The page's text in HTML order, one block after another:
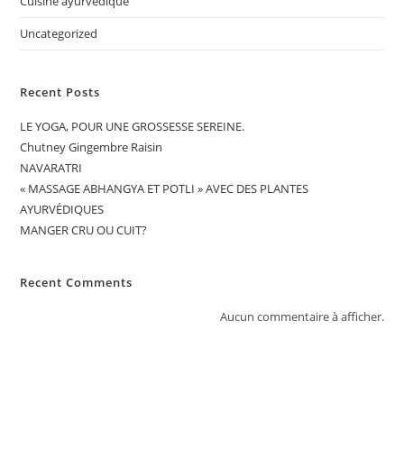
Uncategorized
Recent Posts
LE YOGA, POUR UNE GROSSESSE SEREINE.
Chutney Gingembre Raisin
NAVARATRI
« MASSAGE ABHANGYA ET POTLI » AVEC DES PLANTES
AYURVÉDIQUES
MANGER CRU OU CUIT?
Recent Comments
Aucun commentaire à afficher.